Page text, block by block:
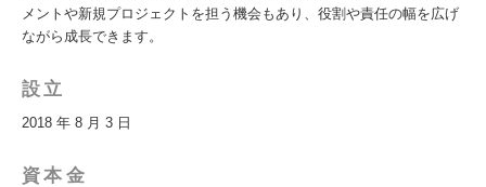
メントや新規プロジェクトを担う機会もあり、役割や責任の幅を広げ
ながら成長できます。
設立
2018 年 8 月 3 日
資本金